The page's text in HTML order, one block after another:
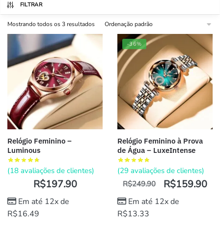
FILTRAR
Mostrando todos os 3 resultados
Relógio Feminino –
Luminous
(18 avaliações de clientes)
R$197.90
Em até 12x de
R$16.49
-36%
Relógio Feminino à Prova
de Água – LuxeIntense
(29 avaliações de clientes)
R$249.90 R$159.90
Em até 12x de
R$13.33